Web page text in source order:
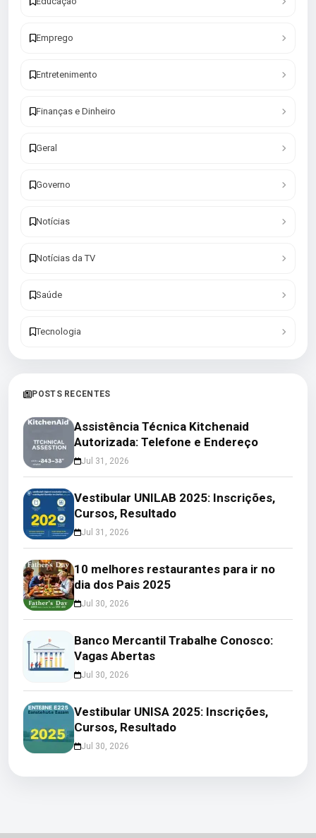
Emprego
Entretenimento
Finanças e Dinheiro
Geral
Governo
Notícias
Notícias da TV
Saúde
Tecnologia
POSTS RECENTES
Assistência Técnica Kitchenaid
Autorizada: Telefone e Endereço
Jul 31, 2026
Vestibular UNILAB 2025: Inscrições,
Cursos, Resultado
Jul 31, 2026
10 melhores restaurantes para ir no
dia dos Pais 2025
Jul 30, 2026
Banco Mercantil Trabalhe Conosco:
Vagas Abertas
Jul 30, 2026
Vestibular UNISA 2025: Inscrições,
Cursos, Resultado
Jul 30, 2026